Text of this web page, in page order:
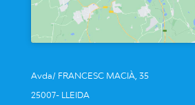
Avda/ FRANCESC MACIÀ, 35
25007- LLEIDA